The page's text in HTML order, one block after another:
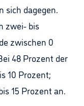
sich dagegen.
zwei- bis
zwischen 0
48 Prozent der
10 Prozent;
15 Prozent an.